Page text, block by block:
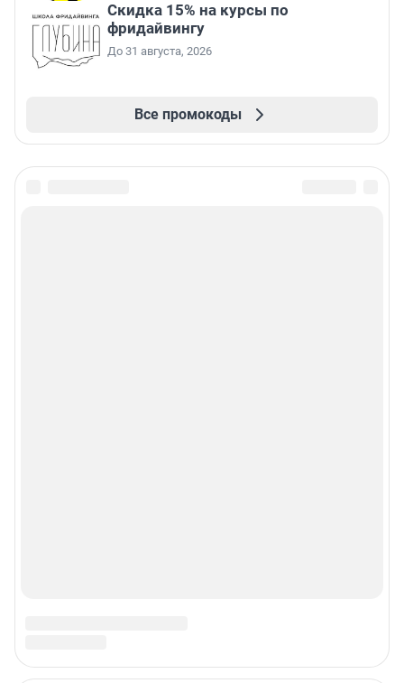
Скидка 15% на курсы по
фридайвингу
До 31 августа, 2026
Все промокоды